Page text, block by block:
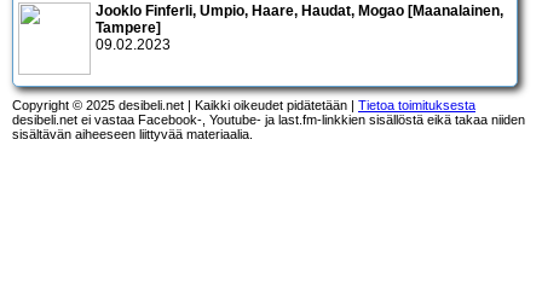
Jooklo Finferli, Umpio, Haare, Haudat, Mogao [Maanalainen,
Tampere]
09.02.2023
Copyright © 2025 desibeli.net | Kaikki oikeudet pidätetään | Tietoa toimituksesta
desibeli.net ei vastaa Facebook-, Youtube- ja last.fm-linkkien sisällöstä eikä takaa niiden
sisältävän aiheeseen liittyvää materiaalia.